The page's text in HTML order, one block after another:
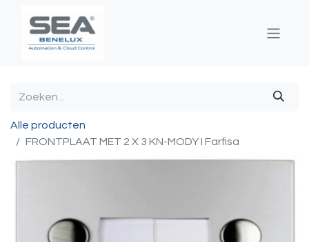
Alle producten
FRONTPLAAT MET 2 X 3 KN-MODY I Farfisa